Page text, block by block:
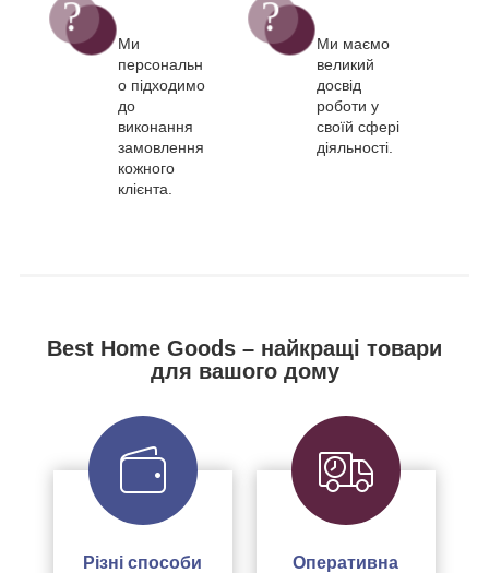
Ми
персональн
о підходимо
до
виконання
замовлення
кожного
клієнта.
Ми маємо
великий
досвід
роботи у
своїй сфері
діяльності.
Best Home Goods – найкращі товари
для вашого дому
Різні способи
Оперативна